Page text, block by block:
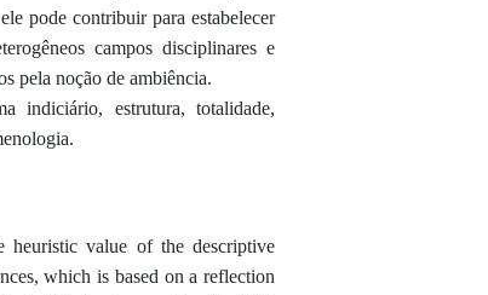
pode contribuir para estabelecer
campos disciplinares e
pela noção de ambiência.
indiciário, estrutura, totalidade,
heuristic value of the descriptive
which is based on a reflection